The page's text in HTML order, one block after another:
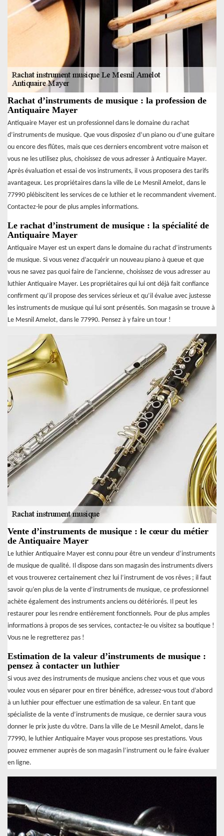
Rachat d’instruments de musique : la profession de
Antiquaire Mayer
Antiquaire Mayer est un professionnel dans le domaine du rachat
d’instruments de musique. Que vous disposiez d’un piano ou d’une guitare
ou encore des flûtes, mais que ces derniers encombrent votre maison et
vous ne les utilisez plus, choisissez de vous adresser à Antiquaire Mayer.
Après évaluation et essai de vos instruments, il vous proposera des tarifs
avantageux. Les propriétaires dans la ville de Le Mesnil Amelot, dans le
77990 plébiscitent les services de ce luthier et le recommandent vivement.
Contactez-le pour de plus amples informations.
Le rachat d’instrument de musique : la spécialité de
Antiquaire Mayer
Antiquaire Mayer est un expert dans le domaine du rachat d’instruments
de musique. Si vous venez d’acquérir un nouveau piano à queue et que
vous ne savez pas quoi faire de l’ancienne, choisissez de vous adresser au
luthier Antiquaire Mayer. Les propriétaires qui lui ont déjà fait confiance
confirment qu’il propose des services sérieux et qu’il évalue avec justesse
les instruments de musique qui lui sont présentés. Son magasin se trouve à
Le Mesnil Amelot, dans le 77990. Pensez à y faire un tour !
Vente d’instruments de musique : le cœur du métier
de Antiquaire Mayer
Le luthier Antiquaire Mayer est connu pour être un vendeur d’instruments
de musique de qualité. Il dispose dans son magasin des instruments divers
et vous trouverez certainement chez lui l’instrument de vos rêves ; il faut
savoir qu’en plus de la vente d’instruments de musique, ce professionnel
achète également des instruments anciens ou détériorés. Il peut les
restaurer pour les rendre entièrement fonctionnels. Pour de plus amples
informations à propos de ses services, contactez-le ou visitez sa boutique !
Vous ne le regretterez pas !
Estimation de la valeur d’instruments de musique :
pensez à contacter un luthier
Si vous avez des instruments de musique anciens chez vous et que vous
voulez vous en séparer pour en tirer bénéfice, adressez-vous tout d’abord
à un luthier pour effectuer une estimation de sa valeur. En tant que
spécialiste de la vente d’instruments de musique, ce dernier saura vous
donner le prix juste du vôtre. Dans la ville de Le Mesnil Amelot, dans le
77990, le luthier Antiquaire Mayer vous propose ses prestations. Vous
pouvez emmener auprès de son magasin l’instrument ou le faire évaluer
en ligne.